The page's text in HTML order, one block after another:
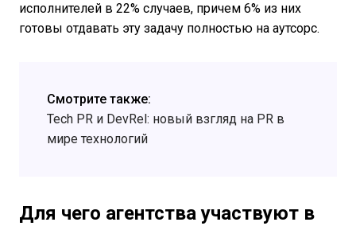
исполнителей в 22% случаев, причем 6% из них
готовы отдавать эту задачу полностью на аутсорс.
Смотрите также:
Tech PR и DevRel: новый взгляд на PR в
мире технологий
Для чего агентства участвуют в